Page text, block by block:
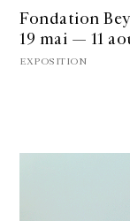
Fondation
19 mai — 11
EXPOSITION